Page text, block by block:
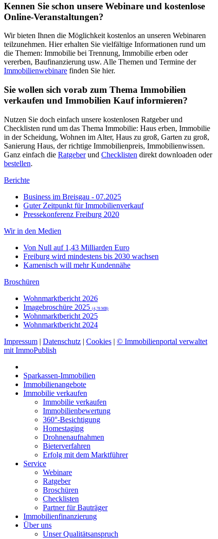
Kennen Sie schon unsere Webinare und kostenlose
Online-Veranstaltungen?
Wir bieten Ihnen die Möglichkeit kostenlos an unseren Webinaren
teilzunehmen. Hier erhalten Sie vielfältige Informationen rund um
die Themen: Immobilie bei Trennung, Immobilie erben oder
vererben, Baufinanzierung usw. Alle Themen und Termine der
Immobilienwebinare finden Sie hier.
Sie wollen sich vorab zum Thema Immobilien
verkaufen und Immobilien Kauf informieren?
Nutzen Sie doch einfach unsere kostenlosen Ratgeber und
Checklisten rund um das Thema Immobilie: Haus erben, Immobilie
in der Scheidung, Wohnen im Alter, Haus zu groß, Garten zu groß,
Sanierung Haus, der richtige Immobilienpreis, Immobilienwissen.
Ganz einfach die Ratgeberund Checklisten direkt downloaden oder
bestellen.
Berichte
Business im Breisgau - 07.2025
Guter Zeitpunkt für Immobilienverkauf
Pressekonferenz Freiburg 2020
Wir in den Medien
Von Null auf 1,43 Milliarden Euro
Freiburg wird mindestens bis 2030 wachsen
Kamenisch will mehr Kundennähe
Broschüren
Wohnmarktbericht 2026
Imagebroschüre 2025 (4,78 MB)
Wohnmarktbericht 2025
Wohnmarktbericht 2024
Impressum | Datenschutz | Cookies | © Immobilienportal verwaltet
mit ImmoPublish
Sparkassen-Immobilien
Immobilienangebote
Immobilie verkaufen
Immobilie verkaufen
Immobilienbewertung
360°-Besichtigung
Homestaging
Drohnenaufnahmen
Bieterverfahren
Erfolg mit dem Marktführer
Service
Webinare
Ratgeber
Broschüren
Checklisten
Partner für Bauträger
Immobilienfinanzierung
Über uns
Unser Qualitätsanspruch